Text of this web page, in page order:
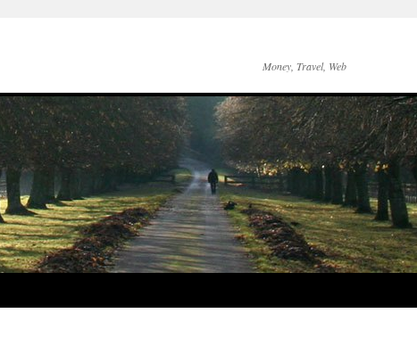
Money, Travel, Web